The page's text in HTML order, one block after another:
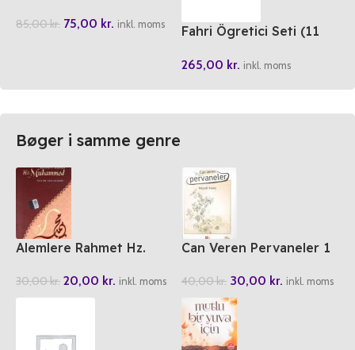
85,00kr. 75,00 kr. inkl. moms
Fahri Ögretici Seti (11
265,00 kr. inkl. moms
Bøger i samme genre
Alemlere Rahmet Hz.
30,00kr. 20,00 kr. inkl. moms
Can Veren Pervaneler 1
40,00kr. 30,00 kr. inkl. moms